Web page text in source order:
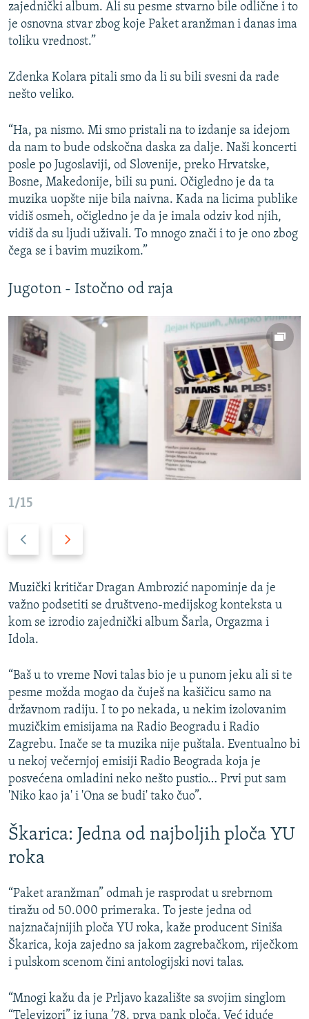
zajednički album. Ali su pesme stvarno bile odlične i to
je osnovna stvar zbog koje Paket aranžman i danas ima
toliku vrednost.”
Zdenka Kolara pitali smo da li su bili svesni da rade
nešto veliko.
“Ha, pa nismo. Mi smo pristali na to izdanje sa idejom
da nam to bude odskočna daska za dalje. Naši koncerti
posle po Jugoslaviji, od Slovenije, preko Hrvatske,
Bosne, Makedonije, bili su puni. Očigledno je da ta
muzika uopšte nije bila naivna. Kada na licima publike
vidiš osmeh, očigledno je da je imala odziv kod njih,
vidiš da su ljudi uživali. To mnogo znači i to je ono zbog
čega se i bavim muzikom.”
Jugoton - Istočno od raja
1/15
t
h
o
d
i
s
l
a
j
d
e
d
n
l
a
j
d
Muzički kritičar Dragan Ambrozić napominje da je
važno podsetiti se društveno-medijskog konteksta u
kom se izrodio zajednički album Šarla, Orgazma i
Idola.
“Baš u to vreme Novi talas bio je u punom jeku ali si te
pesme možda mogao da čuješ na kašičicu samo na
državnom radiju. I to po nekada, u nekim izolovanim
muzičkim emisijama na Radio Beogradu i Radio
Zagrebu. Inače se ta muzika nije puštala. Eventualno bi
u nekoj večernjoj emisiji Radio Beograda koja je
posvećena omladini neko nešto pustio… Prvi put sam
'Niko kao ja' i 'Ona se budi' tako čuo”.
Škarica: Jedna od najboljih ploča YU
roka
“Paket aranžman” odmah je rasprodat u srebrnom
tiražu od 50.000 primeraka. To jeste jedna od
najznačajnijih ploča YU roka, kaže producent Siniša
Škarica, koja zajedno sa jakom zagrebačkom, riječkom
i pulskom scenom čini antologijski novi talas.
“Mnogi kažu da je Prljavo kazalište sa svojim singlom
“Televizori” iz juna ’78. prva pank ploča. Već iduće